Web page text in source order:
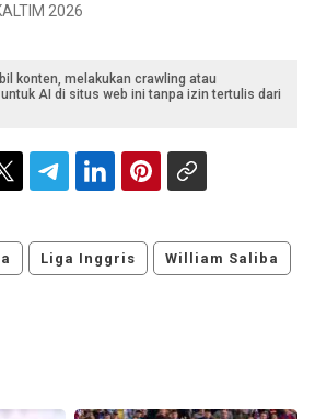
2026
konten, melakukan crawling atau
AI di situs web ini tanpa izin tertulis dari
Liga Inggris William Saliba